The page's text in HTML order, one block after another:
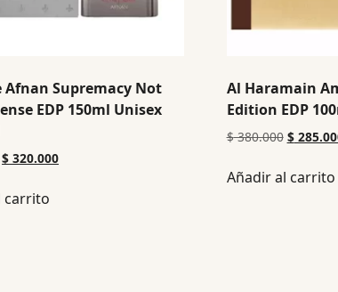
Afnan Supremacy Not
EDP 150ml Unisex
$ 320.000
carrito
Al Haramain
Edition EDP
$380.000 $
Añadir al carrito